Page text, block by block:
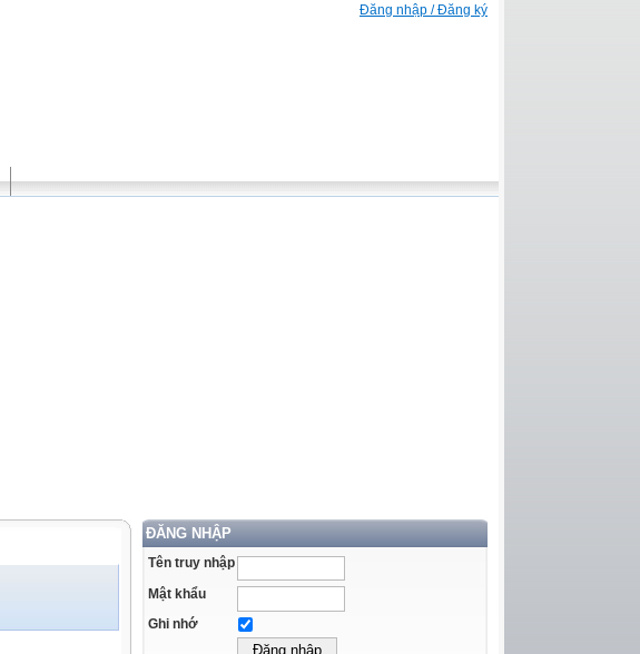
Đăng nhập / Đăng ký
ĐĂNG NHẬP
Tên truy nhập
Mật khẩu
Ghi nhớ